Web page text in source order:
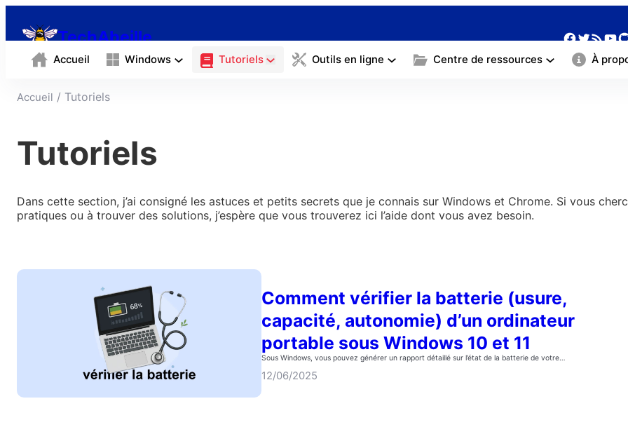
contenu
TechAbeille Flux RSS
Accueil Windows Tutoriels Outils en ligne Centre de ressources À
Accueil / Tutoriels
Tutoriels
Dans cette section, j’ai consigné les astuces et petits secrets que je connais sur Windows et Chrome. Si vous
pratiques ou à trouver des solutions, j’espère que vous trouverez ici l’aide dont vous avez besoin.
Comment vérifier la batterie (usure,
capacité, autonomie) d’un ordinateur
portable sous Windows 10 et 11
Sous Windows, vous pouvez générer un rapport détaillé sur l’état de la batterie de votre…
12/06/2025